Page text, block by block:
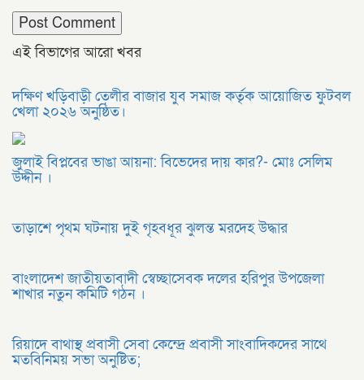
এই বিভাগের আরো খবর
দক্ষিণ খড়িবাড়ী তেলীর বাজার যুব সমাজ কর্তৃক আয়োজিত ফুটবল
খেলা ২০২৬ অনুষ্ঠিত।
জুলাই বিপ্লবের ভাঙা আয়না: বিভেদের দায় কার?- মোঃ সেলিম
উদ্দীন ।
তাড়াশে পৃথম ঘটনায় দুই গৃহবধূর ঝুলন্ত মরদেহ উদ্ধার
বাংলাদেশ জাতীয়তাবাদী স্বেচ্ছাসেবক দলের হরিপুর উপজেলা
শাখার নতুন কমিটি গঠন ।
রিয়াদে বাথাস্থ প্রবাসী সেবা কেন্দ্রে প্রবাসী সাংবাদিকদের সাথে
মতবিনিময় সভা অনুষ্টিত;